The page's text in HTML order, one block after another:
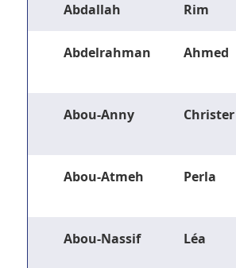
Abdallah Rim
Abdelrahman Ahmed
Abou-Anny Christer
Abou-Atmeh Perla
Abou-Nassif Léa